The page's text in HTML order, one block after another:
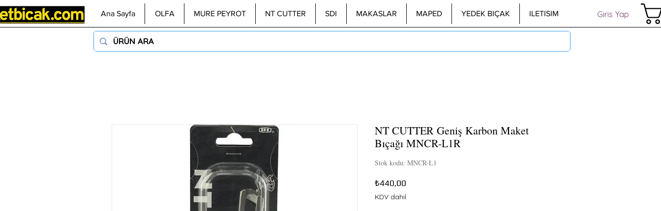
Ana Sayfa OLFA MURE PEYROT NT CUTTER SDI MAKASLAR MAPED YEDEK BIÇAK ILETISIM Giris Yap
NT CUTTER Geniş Karbon Maket
Bıçağı MNCR-L1R
Stok kodu: MNCR-L1
₺440,00
KDV dahil